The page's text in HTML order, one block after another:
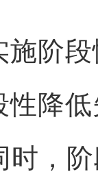
段
性降
时，